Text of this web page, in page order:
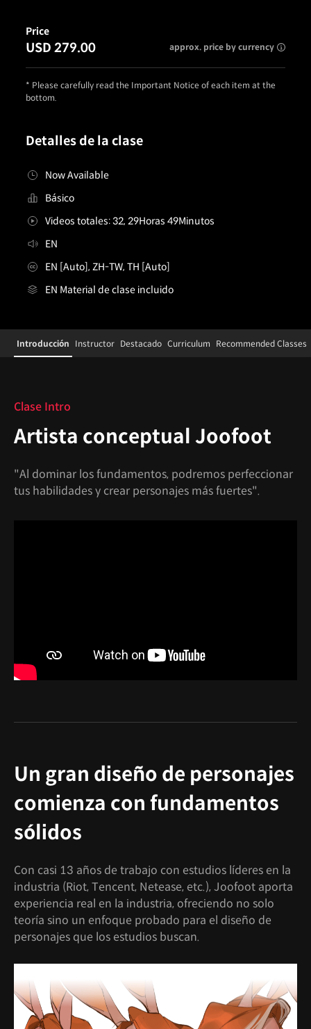
Detalles de la clase
Now Available
Básico
Videos totales: 32, 29Horas 49Minutos
EN
EN [Auto], ZH-TW, TH [Auto]
EN Material de clase incluido
Price
USD 279.00 approx. price by currency
* Please carefully read the Important Notice of each item at the
bottom.
Details
Configuration Information Shortcuts
Introducción Instructor Destacado Curriculum Recommended Classes
Clase Intro
Artista conceptual Joofoot
"Al dominar los fundamentos, podremos perfeccionar
tus habilidades y crear personajes más fuertes".
Un gran diseño de personajes
comienza con fundamentos
sólidos
Con casi 13 años de trabajo con estudios líderes en la
industria (Riot, Tencent, Netease, etc.), Joofoot aporta
experiencia real en la industria, ofreciendo no solo
teoría sino un enfoque probado para el diseño de
personajes que los estudios buscan.